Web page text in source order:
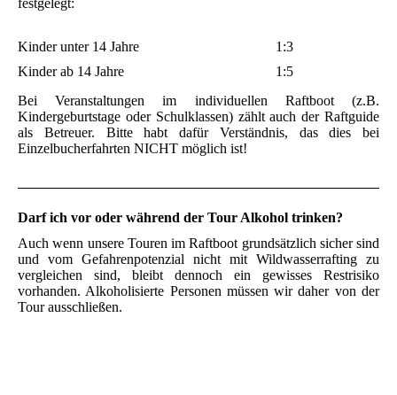
Kinder unter 14 Jahre
1:3
Kinder ab 14 Jahre
1:5
Bei Veranstaltungen im individuellen Raftboot (z.B.
Kindergeburtstage oder Schulklassen) zählt auch der Raftguide
als Betreuer. Bitte habt dafür Verständnis, das dies bei
Einzelbucherfahrten NICHT möglich ist!
Darf ich vor oder während der Tour Alkohol trinken?
Auch wenn unsere Touren im Raftboot grundsätzlich sicher sind
und vom Gefahrenpotenzial nicht mit Wildwasserrafting zu
vergleichen sind, bleibt dennoch ein gewisses Restrisiko
vorhanden. Alkoholisierte Personen müssen wir daher von der
Tour ausschließen.